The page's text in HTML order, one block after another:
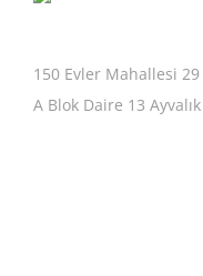
150 Evler Mahallesi
A Blok Daire 13